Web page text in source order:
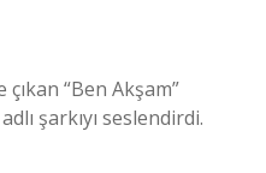
çıkan “Ben Akşam”
şarkıyı seslendirdi.